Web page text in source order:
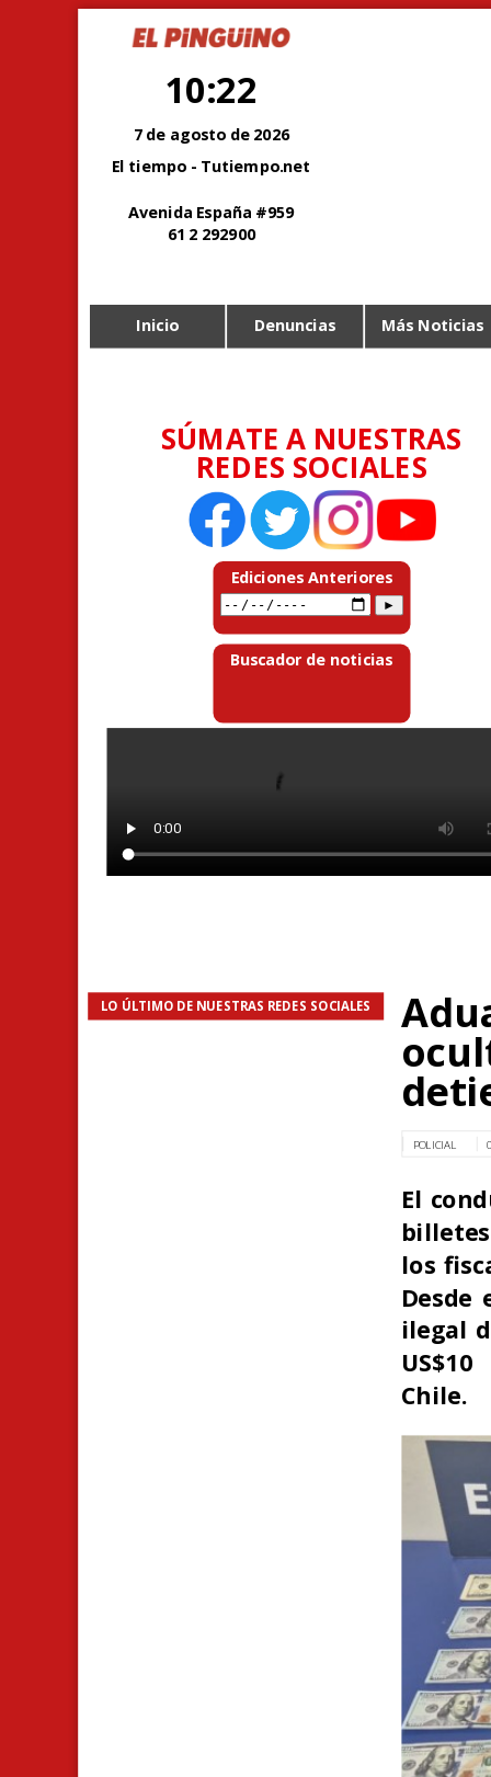
10:22
7 de agosto de 2026
El tiempo - Tutiempo.net
Avenida España #959
61 2 292900
Inicio Denuncias Más Noticias
SÚMATE A NUESTRAS
REDES SOCIALES
Ediciones Anteriores
Buscador de noticias
LO ÚLTIMO DE NUESTRAS REDES SOCIALES
POLICIAL
El
los
ilegal
Chile.